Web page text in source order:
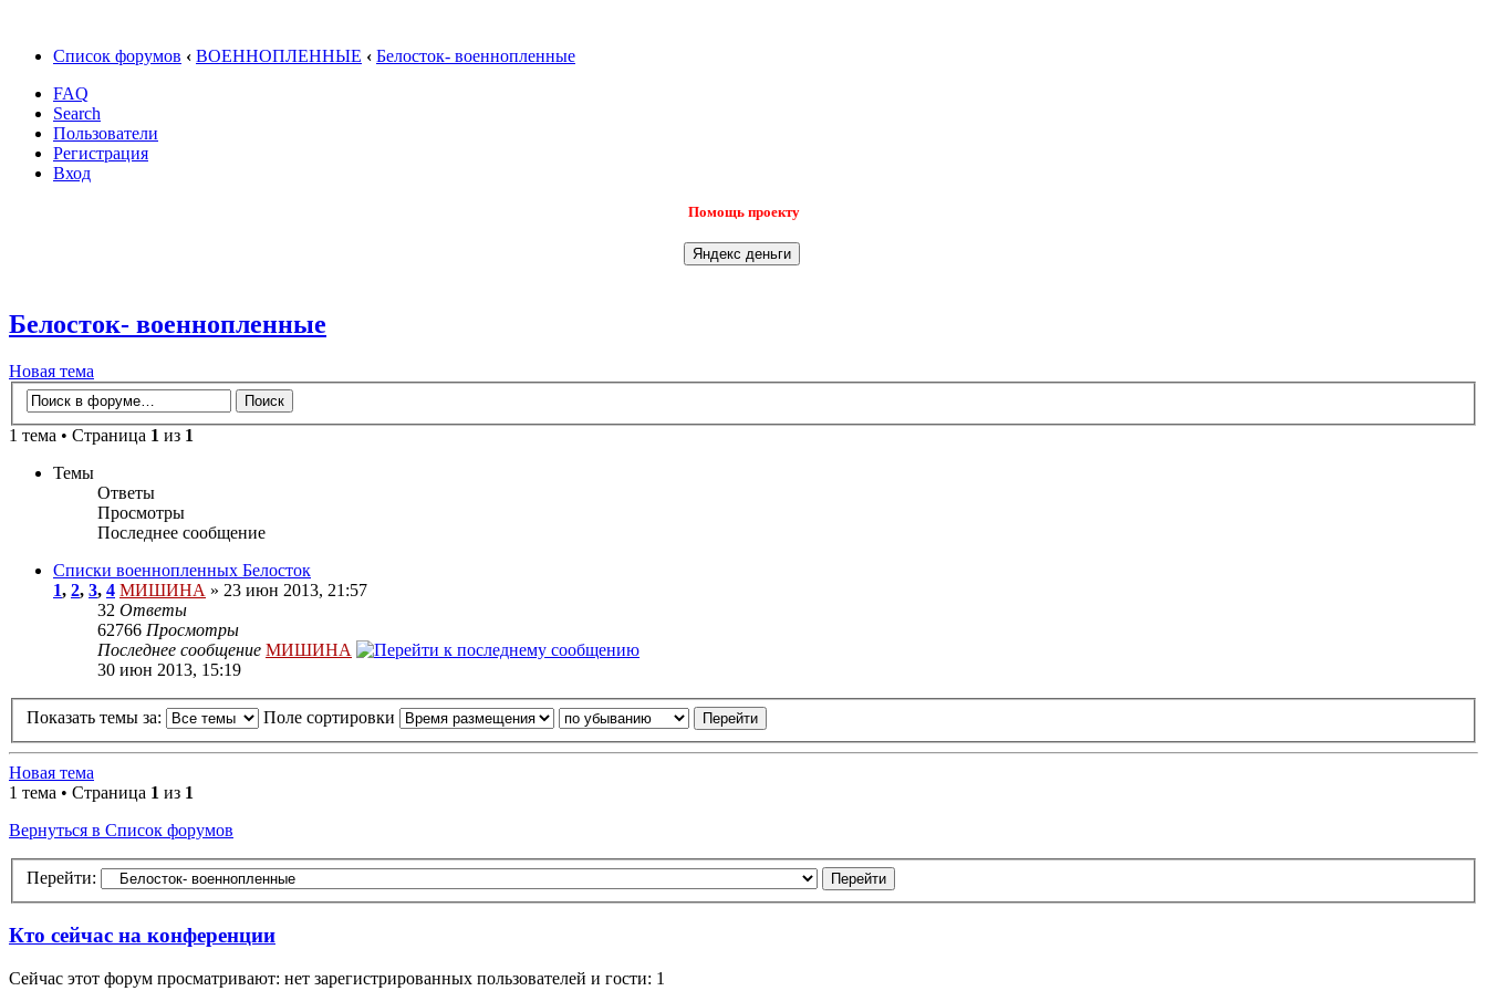
Список форумов ‹ ВОЕННОПЛЕННЫЕ ‹ Белосток- военнопленные
FAQ
Search
Пользователи
Регистрация
Вход
Помощь проекту
Белосток- военнопленные
Новая тема
1 тема • Страница 1 из 1
Темы
Ответы
Просмотры
Последнее сообщение
Cписки военнопленных Белосток
1, 2, 3, 4 МИШИНА » 23 июн 2013, 21:57
32 Ответы
62766 Просмотры
Последнее сообщение МИШИНА
30 июн 2013, 15:19
Показать темы за: Поле сортировки
Новая тема
1 тема • Страница 1 из 1
Вернуться в Список форумов
Перейти:
Кто сейчас на конференции
Сейчас этот форум просматривают: нет зарегистрированных пользователей и гости: 1